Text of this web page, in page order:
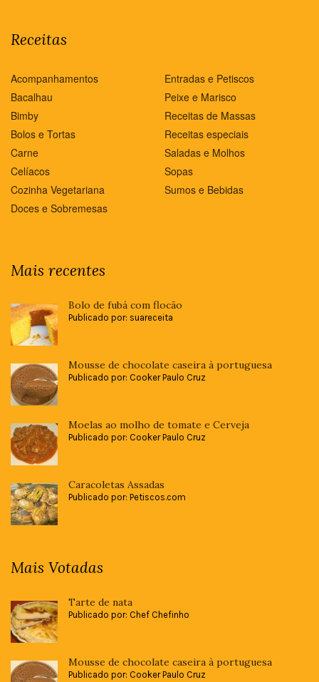
Receitas
Acompanhamentos
Bacalhau
Bimby
Bolos e Tortas
Carne
Celíacos
Cozinha Vegetariana
Doces e Sobremesas
Entradas e Petiscos
Peixe e Marisco
Receitas de Massas
Receitas especiais
Saladas e Molhos
Sopas
Sumos e Bebidas
Mais recentes
Bolo de fubá com flocão
Publicado por: suareceita
Mousse de chocolate caseira à portuguesa
Publicado por: Cooker Paulo Cruz
Moelas ao molho de tomate e Cerveja
Publicado por: Cooker Paulo Cruz
Caracoletas Assadas
Publicado por: Petiscos.com
Mais Votadas
Tarte de nata
Publicado por: Chef Chefinho
Mousse de chocolate caseira à portuguesa
Publicado por: Cooker Paulo Cruz